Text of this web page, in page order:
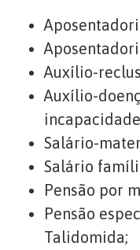
Auxílio-
Auxílio-
Salário-
Salário
Pensão por
Pensão
Talidomida;